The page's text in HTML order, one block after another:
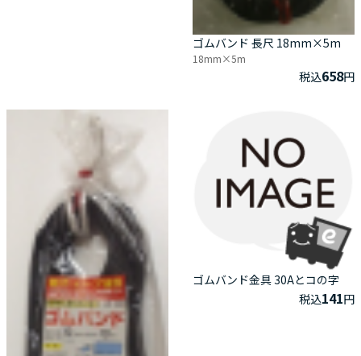
ゴムバンド 長尺 18mm×5m
18mm×5m
税込658円
ゴムバンド金具 30Aとコの字
税込141円